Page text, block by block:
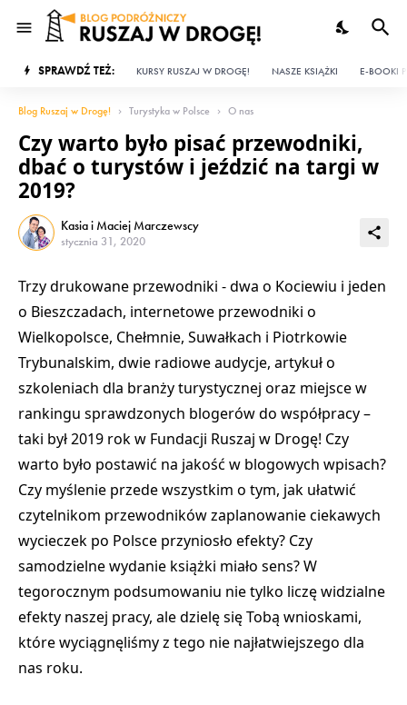
SPRAWDŹ TEŻ: KURSY RUSZAJ W DROGĘ! NASZE KSIĄŻKI E-BOOKI
Blog Ruszaj w Drogę! Turystyka w Polsce O nas
Czy warto było pisać przewodniki,
dbać o turystów i jeździć na targi w
2019?
Kasia i Maciej Marczewscy
stycznia 31, 2020
Trzy drukowane przewodniki - dwa o Kociewiu i jeden
o Bieszczadach, internetowe przewodniki o
Wielkopolsce, Chełmnie, Suwałkach i Piotrkowie
Trybunalskim, dwie radiowe audycje, artykuł o
szkoleniach dla branży turystycznej oraz miejsce w
rankingu sprawdzonych blogerów do współpracy –
taki był 2019 rok w Fundacji Ruszaj w Drogę! Czy
warto było postawić na jakość w blogowych wpisach?
Czy myślenie przede wszystkim o tym, jak ułatwić
czytelnikom przewodników zaplanowanie ciekawych
wycieczek po Polsce przyniosło efekty? Czy
samodzielne wydanie książki miało sens? W
tegorocznym podsumowaniu nie tylko liczę widzialne
efekty naszej pracy, ale dzielę się Tobą wnioskami,
które wyciągnęliśmy z tego nie najłatwiejszego dla
nas roku.